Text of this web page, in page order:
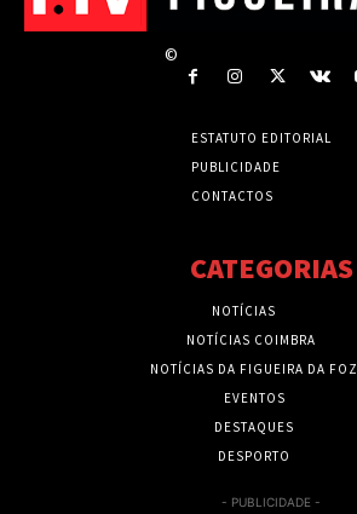
©
ESTATUTO EDITORIAL
PUBLICIDADE
CONTACTOS
CATEGORIAS
NOTÍCIAS
NOTÍCIAS COIMBRA
NOTÍCIAS DA FIGUEIRA DA FOZ
EVENTOS
DESTAQUES
DESPORTO
- PUBLICIDADE -